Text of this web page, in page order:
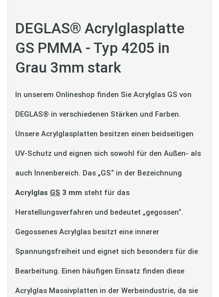
DEGLAS® Acrylglasplatte
GS PMMA - Typ 4205 in
Grau 3mm stark
In unserem Onlineshop finden Sie Acrylglas GS von
DEGLAS® in verschiedenen Stärken und Farben.
Unsere Acrylglasplatten besitzen einen beidseitigen
UV-Schutz und eignen sich sowohl für den Außen- als
auch Innenbereich. Das „GS“ in der Bezeichnung
Acrylglas GS 3 mm steht für das
Herstellungsverfahren und bedeutet „gegossen“.
Gegossenes Acrylglas besitzt eine innerer
Spannungsfreiheit und eignet sich besonders für die
Bearbeitung. Einen häufigen Einsatz finden diese
Acrylglas Massivplatten in der Werbeindustrie, da sie